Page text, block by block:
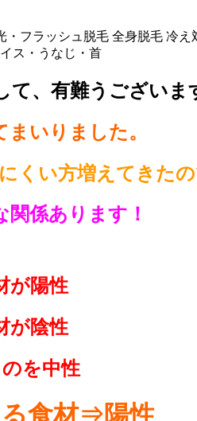
・フラッシュ脱毛 全身脱毛 冷え
ス・うなじ・首
、有難うございま
いりました。
くい方増えてきた
係あります！
が陽性
が陰性
を中性
食材⇒陽性